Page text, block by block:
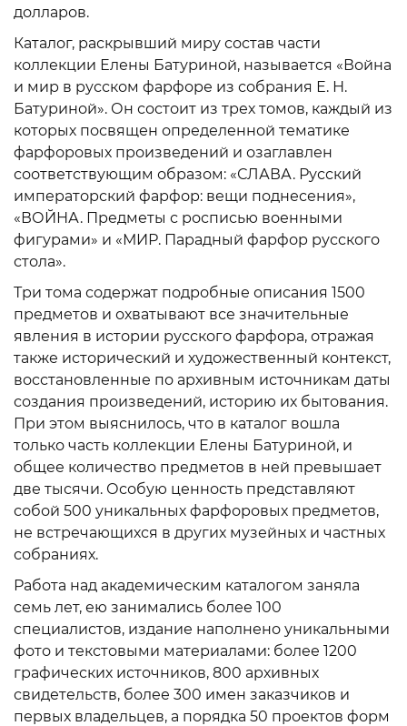
долларов.
Каталог, раскрывший миру состав части
коллекции Елены Батуриной, называется «Война
и мир в русском фарфоре из собрания Е. Н.
Батуриной». Он состоит из трех томов, каждый из
которых посвящен определенной тематике
фарфоровых произведений и озаглавлен
соответствующим образом: «СЛАВА. Русский
императорский фарфор: вещи поднесения»,
«ВОЙНА. Предметы с росписью военными
фигурами» и «МИР. Парадный фарфор русского
стола».
Три тома содержат подробные описания 1500
предметов и охватывают все значительные
явления в истории русского фарфора, отражая
также исторический и художественный контекст,
восстановленные по архивным источникам даты
создания произведений, историю их бытования.
При этом выяснилось, что в каталог вошла
только часть коллекции Елены Батуриной, и
общее количество предметов в ней превышает
две тысячи. Особую ценность представляют
собой 500 уникальных фарфоровых предметов,
не встречающихся в других музейных и частных
собраниях.
Работа над академическим каталогом заняла
семь лет, ею занимались более 100
специалистов, издание наполнено уникальными
фото и текстовыми материалами: более 1200
графических источников, 800 архивных
свидетельств, более 300 имен заказчиков и
первых владельцев, а порядка 50 проектов форм